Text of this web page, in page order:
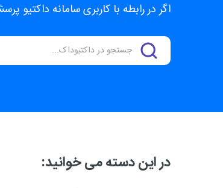
اگر در رابطه با کاربری سامانه
در این دسته می خوانید: